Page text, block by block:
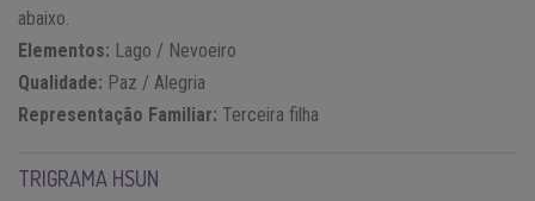
abaixo.
Elementos: Lago / Nevoeiro
Qualidade: Paz / Alegria
Representação Familiar: Terceira filha
TRIGRAMA HSUN